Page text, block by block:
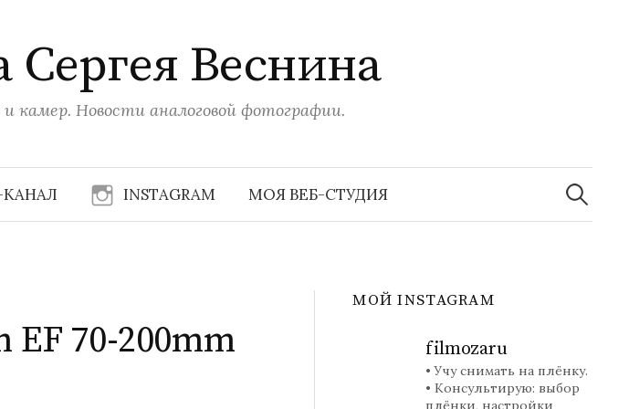
Сергея Веснина
камер. Новости аналоговой фотографии.
INSTAGRAM МОЯ ВЕБ-СТУДИЯ
Найти:
70-200mm
МОЙ INSTAGRAM
filmozaru
• Учу снимать на плёнку.
• Консультирую: выбор
плёнки, настройки